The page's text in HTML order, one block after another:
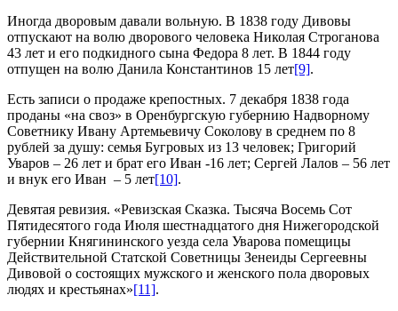
Иногда дворовым давали вольную. В 1838 году Дивовы
отпускают на волю дворового человека Николая Строганова
43 лет и его подкидного сына Федора 8 лет. В 1844 году
отпущен на волю Данила Константинов 15 лет[9].
Есть записи о продаже крепостных. 7 декабря 1838 года
проданы «на своз» в Оренбургскую губернию Надворному
Советнику Ивану Артемьевичу Соколову в среднем по 8
рублей за душу: семья Бугровых из 13 человек; Григорий
Уваров – 26 лет и брат его Иван -16 лет; Сергей Лалов – 56 лет
и внук его Иван – 5 лет[10].
Девятая ревизия. «Ревизская Сказка. Тысяча Восемь Сот
Пятидесятого года Июля шестнадцатого дня Нижегородской
губернии Княгининского уезда села Уварова помещицы
Действительной Статской Советницы Зенеиды Сергеевны
Дивовой о состоящих мужского и женского пола дворовых
людях и крестьянах»[11].